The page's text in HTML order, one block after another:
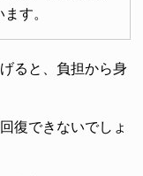
す。
ると、負担から身
復できないでしょ